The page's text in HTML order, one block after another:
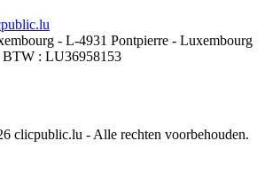
- L-4931 Pontpierre - Luxembourg
: LU36958153
clicpublic.lu - Alle rechten voorbehouden.